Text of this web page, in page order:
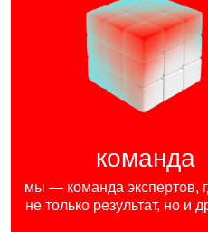
команда
мы — команда экспертов,
не только результат, но и